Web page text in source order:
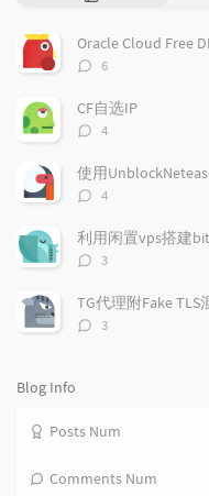
u
a
r
t
c
l
s
Oracle Cloud Free
评
数：
6
CF自选IP
评
数：
4
评
数：
4
利用闲置vps搭建
评
数：
3
TG代理附Fake TLS
评
3
Blog Info
Posts Num
Comments Num